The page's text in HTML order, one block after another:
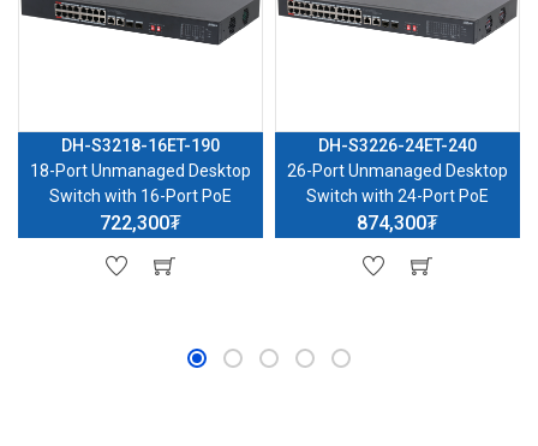
DH-S3218-16ET-190
18-Port Unmanaged Desktop
Switch with 16-Port PoE
722,300₮
DH-S3226-24ET-240
26-Port Unmanaged Desktop
Switch with 24-Port PoE
874,300₮